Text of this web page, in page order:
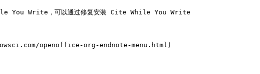
You Write，可以通过修复安装 Cite While You Write